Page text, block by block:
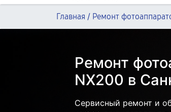
Главная / Ремонт
Ремонт
NX200 в
Сервисный ремонт и